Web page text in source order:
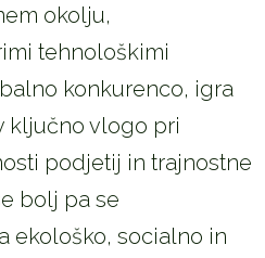
okolju,
tehnološkimi
konkurenco, igra
ključno vlogo pri
podjetij in trajnostne
bolj pa se
ekološko, socialno in